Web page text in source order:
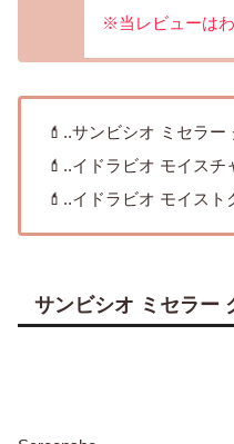
※当レビューは
💄 ..サンビシオ ミセラー
💄..イドラビオ モイス
💄 ..イドラビオ モイスト
サンビシオ ミセラー